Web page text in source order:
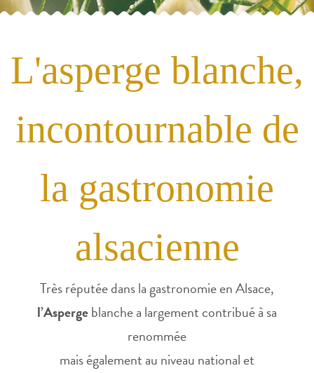
L'asperge blanche,
incontournable de
la gastronomie
alsacienne
Très réputée dans la gastronomie en Alsace,
l’Aspergeblanche a largement contribué à sa
renommée
mais également au niveau national et